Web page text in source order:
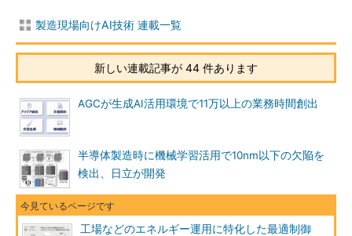
製造現場向けAI技術 連載一覧
新しい連載記事が 44 件あります
AGCが生成AI活用環境で11万以上の業務時間創出
半導体製造時に機械学習活用で10nm以下の欠陥を
検出、日立が開発
工場などのエネルギー運用に特化した最適制御